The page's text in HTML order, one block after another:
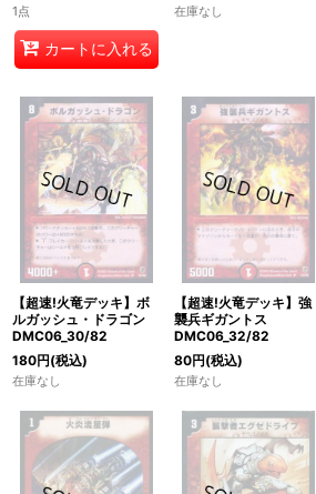
1点
カートに入れる
在庫なし
【超速!火竜デッキ】ボ
ルガッシュ・ドラゴン
DMC06_30/82
180円(税込)
在庫なし
【超速!火竜デッキ】強
襲兵ギガントス
DMC06_32/82
80円(税込)
在庫なし